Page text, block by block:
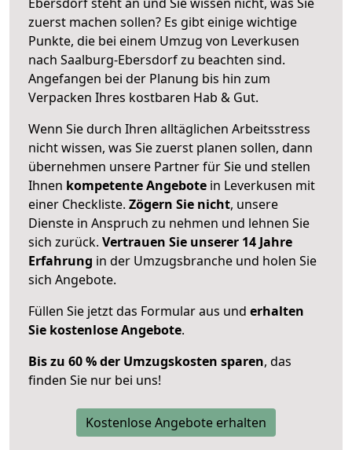
zuerst machen sollen? Es gibt einige wichtige
Punkte, die bei einem Umzug von Leverkusen
nach Saalburg-Ebersdorf zu beachten sind.
Angefangen bei der Planung bis hin zum
Verpacken Ihres kostbaren Hab & Gut.
Wenn Sie durch Ihren alltäglichen Arbeitsstress
nicht wissen, was Sie zuerst planen sollen, dann
übernehmen unsere Partner für Sie und stellen
Ihnen kompetente Angebote in Leverkusen mit
einer Checkliste. Zögern Sie nicht, unsere
Dienste in Anspruch zu nehmen und lehnen Sie
sich zurück. Vertrauen Sie unserer 14 Jahre
Erfahrung in der Umzugsbranche und holen Sie
sich Angebote.
Füllen Sie jetzt das Formular aus und erhalten
Sie kostenlose Angebote.
Bis zu 60 % der Umzugskosten sparen, das
finden Sie nur bei uns!
Kostenlose Angebote erhalten